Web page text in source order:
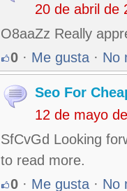
20 de abril de
O8aaZz Really
0 · Me gusta · No
Seo For
12 de mayo
SfCvGd Looking
to read more.
0 · Me gusta · No